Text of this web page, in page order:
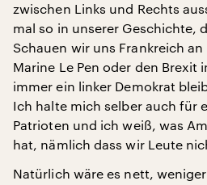
zwischen Links und Rechts
mal so in unserer Geschichte,
Schauen wir uns Frankreich
Marine Le Pen oder den Brexit
immer ein linker Demokrat
Ich halte mich selber auch für
Patrioten und ich weiß, was
hat, nämlich dass wir Leute
Natürlich wäre es nett,